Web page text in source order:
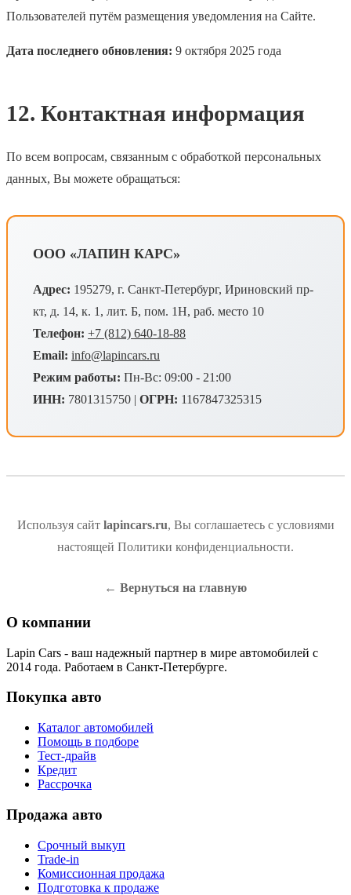
Пользователей путём размещения уведомления на Сайте.
Дата последнего обновления: 9 октября 2025 года
12. Контактная информация
По всем вопросам, связанным с обработкой персональных
данных, Вы можете обращаться:
ООО «ЛАПИН КАРС»
Адрес: 195279, г. Санкт-Петербург, Ириновский пр-
кт, д. 14, к. 1, лит. Б, пом. 1Н, раб. место 10
Телефон: +7 (812) 640-18-88
Email: info@lapincars.ru
Режим работы: Пн-Вс: 09:00 - 21:00
ИНН: 7801315750 | ОГРН: 1167847325315
Используя сайт lapincars.ru, Вы соглашаетесь с условиями
настоящей Политики конфиденциальности.
← Вернуться на главную
О компании
Lapin Cars - ваш надежный партнер в мире автомобилей с
2014 года. Работаем в Санкт-Петербурге.
Покупка авто
Каталог автомобилей
Помощь в подборе
Тест-драйв
Кредит
Рассрочка
Продажа авто
Срочный выкуп
Trade-in
Комиссионная продажа
Подготовка к продаже